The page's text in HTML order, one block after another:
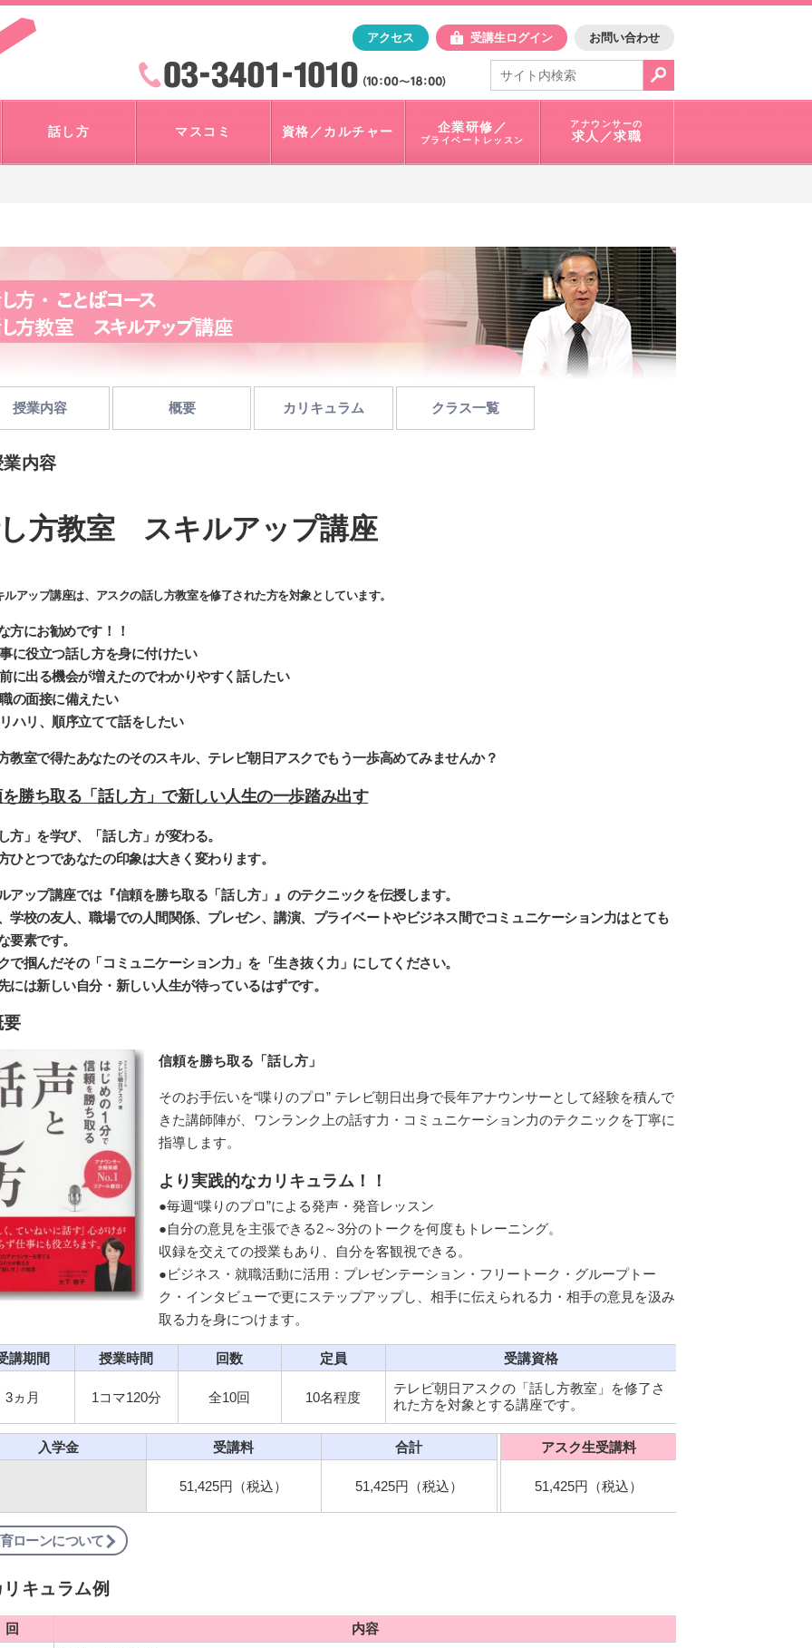
「アナウンサー・マスコミを目指すなら"アスク"」テレビ朝日アスク
アクセス 受講生ログイン お問い合わせ
電話で問合せ：
03-3401-1010
検索
話し方 マスコミ 資格／カルチャー 企業研修／
プライベートレッスン
アナウンサーの
求人／求職
授業内容 概要 カリキュラム クラス一覧
業内容
方教室 スキルアップ講座
アップ講座は、アスクの話し方教室を修了された方を対象としています。
方にお勧めです！！
に役立つ話し方を身に付けたい
に出る機会が増えたのでわかりやすく話したい
の面接に備えたい
ハリ、順序立てて話をしたい
教室で得たあなたのそのスキル、テレビ朝日アスクでもう一歩高めてみませんか？
勝ち取る「話し方」で新しい人生の一歩踏み出す
方」を学び、「話し方」が変わる。
ひとつであなたの印象は大きく変わります。
アップ講座では『信頼を勝ち取る「話し方」』のテクニックを伝授します。
学校の友人、職場での人間関係、プレゼン、講演、プライベートやビジネス間でコミュニケーション力はとても
要素です。
で掴んだその「コミュニケーション力」を「生き抜く力」にしてください。
には新しい自分・新しい人生が待っているはずです。
要
信頼を勝ち取る「話し方」
そのお手伝いを“喋りのプロ” テレビ朝日出身で長年アナウンサーとして経験を積んで
きた講師陣が、ワンランク上の話す力・コミュニケーション力のテクニックを丁寧に
指導します。
より実践的なカリキュラム！！
●毎週“喋りのプロ”による発声・発音レッスン
●自分の意見を主張できる2～3分のトークを何度もトレーニング。
収録を交えての授業もあり、自分を客観視できる。
●ビジネス・就職活動に活用：プレゼンテーション・フリートーク・グループトー
ク・インタビューで更にステップアップし、相手に伝えられる力・相手の意見を汲み
取る力を身につけます。
講期間 授業時間 回数 定員 受講資格
3ヵ月 1コマ120分 全10回 10名程度
テレビ朝日アスクの「話し方教室」を修了さ
れた方を対象とする講座です。
入学金 受講料 合計 アスク生受講料
51,425円（税込） 51,425円（税込） 51,425円（税込）
ローンについて
キュラム例
回 内容